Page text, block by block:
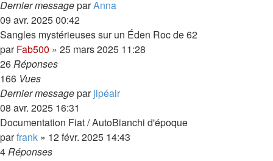
Dernier messageparAnna
09 avr. 2025 00:42
Sangles mystérieuses sur un Éden Roc de 62
parFab500 » 25 mars 2025 11:28
26Réponses
166 Vues
Dernier messageparjipéair
08 avr. 2025 16:31
Documentation Fiat / AutoBianchi d'époque
parfrank » 12 févr. 2025 14:43
4Réponses